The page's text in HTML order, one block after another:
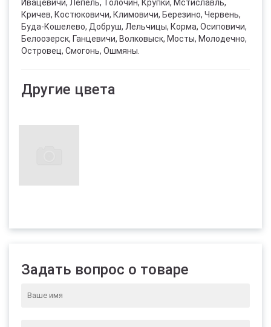
Ивацевичи, Лепель, Толочин, Крупки, Мстиславль,
Кричев, Костюковичи, Климовичи, Березино, Червень,
Буда-Кошелево, Добруш, Лельчицы, Корма, Осиповичи,
Белоозерск, Ганцевичи, Волковыск, Мосты, Молодечно,
Островец, Смогонь, Ошмяны.
Другие цвета
Задать вопрос о товаре